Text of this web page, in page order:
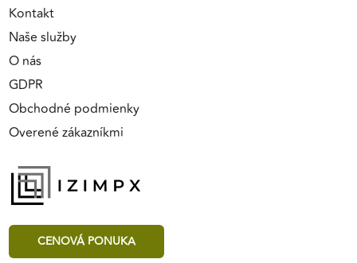
Kontakt
Naše služby
O nás
GDPR
Obchodné podmienky
Overené zákazníkmi
CENOVÁ PONUKA